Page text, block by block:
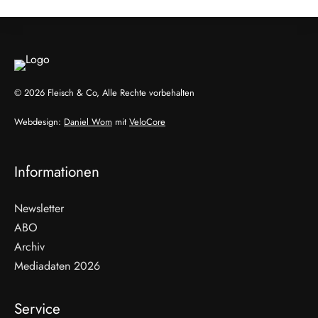
© 2026 Fleisch & Co, Alle Rechte vorbehalten
Webdesign: Daniel Wom mit VeloCore
Informationen
Newsletter
ABO
Archiv
Mediadaten 2026
Service